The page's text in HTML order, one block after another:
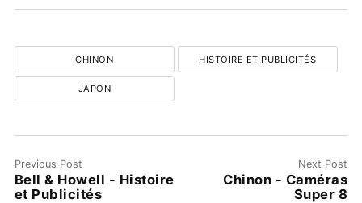
CHINON HISTOIRE ET PUBLICITÉS
JAPON
Previous Post
Bell & Howell - Histoire
et Publicités
Next Post
Chinon - Caméras
Super 8